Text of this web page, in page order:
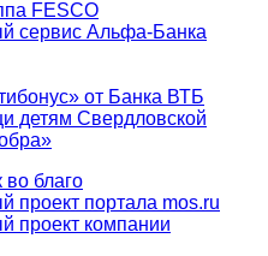
FESCO
сервис Альфа-Банка
от Банка ВТБ
детям Свердловской
благо
проект портала mos.ru
проект компании